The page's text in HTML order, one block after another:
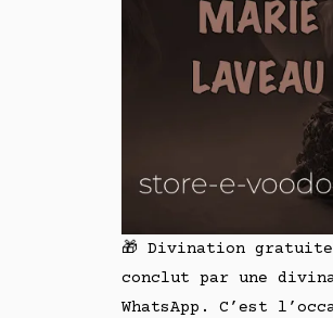
🎁 Divination
conclut par une
WhatsApp. C’est